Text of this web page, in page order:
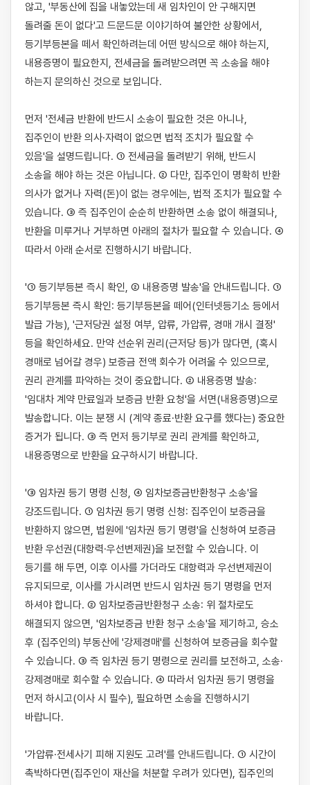
않고, '부동산에 집을 내놓았는데 새 임차인이 안 구해지면
돌려줄 돈이 없다'고 드문드문 이야기하여 불안한 상황에서,
등기부등본을 떼서 확인하려는데 어떤 방식으로 해야 하는지,
내용증명이 필요한지, 전세금을 돌려받으려면 꼭 소송을 해야
하는지 문의하신 것으로 보입니다.
먼저 '전세금 반환에 반드시 소송이 필요한 것은 아니나,
집주인이 반환 의사·자력이 없으면 법적 조치가 필요할 수
있음'을 설명드립니다. ① 전세금을 돌려받기 위해, 반드시
소송을 해야 하는 것은 아닙니다. ② 다만, 집주인이 명확히 반환
의사가 없거나 자력(돈)이 없는 경우에는, 법적 조치가 필요할 수
있습니다. ③ 즉 집주인이 순순히 반환하면 소송 없이 해결되나,
반환을 미루거나 거부하면 아래의 절차가 필요할 수 있습니다. ④
따라서 아래 순서로 진행하시기 바랍니다.
'① 등기부등본 즉시 확인, ② 내용증명 발송'을 안내드립니다. ①
등기부등본 즉시 확인: 등기부등본을 떼어(인터넷등기소 등에서
발급 가능), '근저당권 설정 여부, 압류, 가압류, 경매 개시 결정'
등을 확인하세요. 만약 선순위 권리(근저당 등)가 많다면, (혹시
경매로 넘어갈 경우) 보증금 전액 회수가 어려울 수 있으므로,
권리 관계를 파악하는 것이 중요합니다. ② 내용증명 발송:
'임대차 계약 만료일과 보증금 반환 요청'을 서면(내용증명)으로
발송합니다. 이는 분쟁 시 (계약 종료·반환 요구를 했다는) 중요한
증거가 됩니다. ③ 즉 먼저 등기부로 권리 관계를 확인하고,
내용증명으로 반환을 요구하시기 바랍니다.
'③ 임차권 등기 명령 신청, ④ 임차보증금반환청구 소송'을
강조드립니다. ① 임차권 등기 명령 신청: 집주인이 보증금을
반환하지 않으면, 법원에 '임차권 등기 명령'을 신청하여 보증금
반환 우선권(대항력·우선변제권)을 보전할 수 있습니다. 이
등기를 해 두면, 이후 이사를 가더라도 대항력과 우선변제권이
유지되므로, 이사를 가시려면 반드시 임차권 등기 명령을 먼저
하셔야 합니다. ② 임차보증금반환청구 소송: 위 절차로도
해결되지 않으면, '임차보증금 반환 청구 소송'을 제기하고, 승소
후 (집주인의) 부동산에 '강제경매'를 신청하여 보증금을 회수할
수 있습니다. ③ 즉 임차권 등기 명령으로 권리를 보전하고, 소송·
강제경매로 회수할 수 있습니다. ④ 따라서 임차권 등기 명령을
먼저 하시고(이사 시 필수), 필요하면 소송을 진행하시기
바랍니다.
'가압류·전세사기 피해 지원도 고려'를 안내드립니다. ① 시간이
촉박하다면(집주인이 재산을 처분할 우려가 있다면), 집주인의